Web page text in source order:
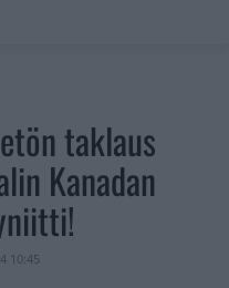
taklaus
Kanadan
10:45